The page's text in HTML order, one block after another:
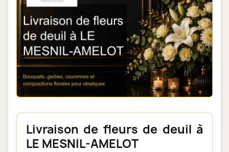
Livraison de fleurs de deuil à
LE MESNIL-AMELOT